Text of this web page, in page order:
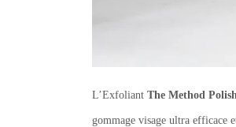
L’Exfoliant The Method
gommage visage ultra efficace